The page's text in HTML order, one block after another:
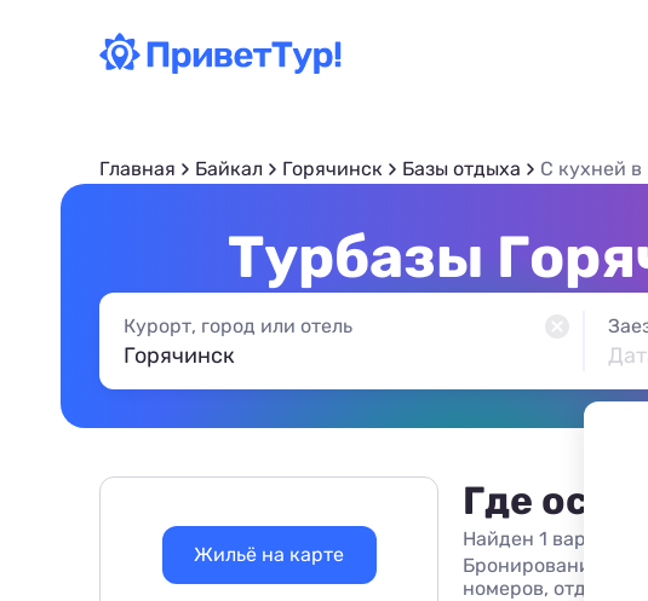
Главная Байкал Горячинск Базы отдыха C кухней
Турбазы
Курорт, город или отель
Где
Найден 1 вариант
Бронирование баз
номеров, отдых
Жильё на карте